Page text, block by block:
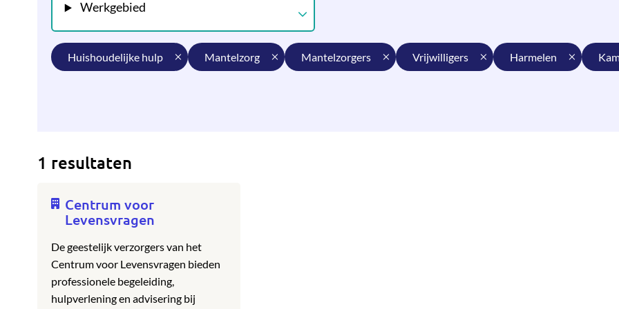
Werkgebied
huishoudelijke hulp mantelzorg mantelzorgers vrijwilligers harmelen
1 resultaten
Centrum voor
Levensvragen
De geestelijk verzorgers van het
Centrum voor Levensvragen bieden
professionele begeleiding,
hulpverlening en advisering bij